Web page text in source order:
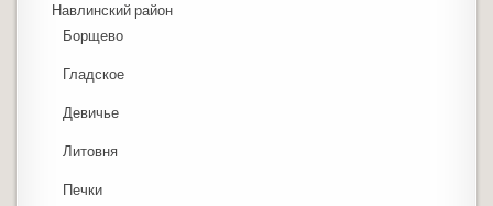
Навлинский район
Борщево
Гладское
Девичье
Литовня
Печки